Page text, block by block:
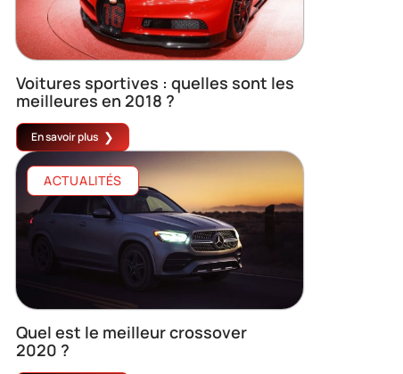
Voitures sportives : quelles sont les
meilleures en 2018 ?
En savoir plus
ACTUALITÉS
Quel est le meilleur crossover
2020 ?